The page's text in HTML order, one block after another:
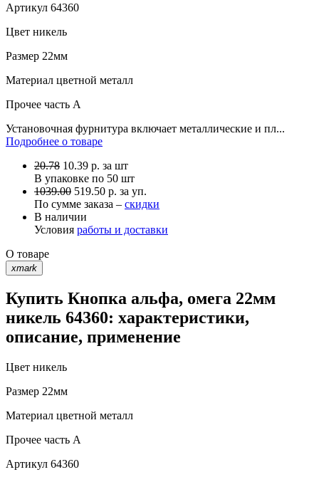
Артикул 64360
Цвет никель
Размер 22мм
Материал цветной металл
Прочее часть A
Установочная фурнитура включает металлические и пл...
Подробнее о товаре
20.78 10.39 р. за шт
В упаковке по 50 шт
1039.00 519.50 р. за уп.
По сумме заказа – скидки
В наличии
Условия работы и доставки
О товаре
xmark
Купить Кнопка альфа, омега 22мм
никель 64360: характеристики,
описание, применение
Цвет никель
Размер 22мм
Материал цветной металл
Прочее часть A
Артикул 64360